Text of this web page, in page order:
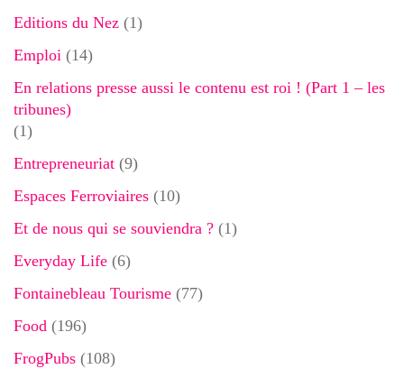
Editions du Nez (1)
Emploi (14)
En relations presse aussi le contenu est roi ! (Part 1 – les
tribunes)
(1)
Entrepreneuriat (9)
Espaces Ferroviaires (10)
Et de nous qui se souviendra ? (1)
Everyday Life (6)
Fontainebleau Tourisme (77)
Food (196)
FrogPubs (108)